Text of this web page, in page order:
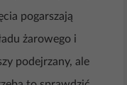
pogarszają
żarowego i
podejrzany, ale